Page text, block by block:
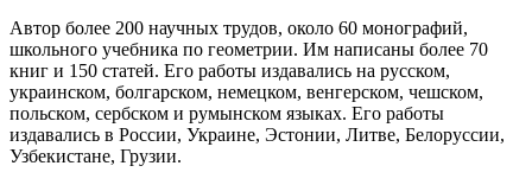
Автор более 200 научных трудов, около 60 монографий,
школьного учебника по геометрии. Им написаны более 70
книг и 150 статей. Его работы издавались на русском,
украинском, болгарском, немецком, венгерском, чешском,
польском, сербском и румынском языках. Его работы
издавались в России, Украине, Эстонии, Литве, Белоруссии,
Узбекистане, Грузии.